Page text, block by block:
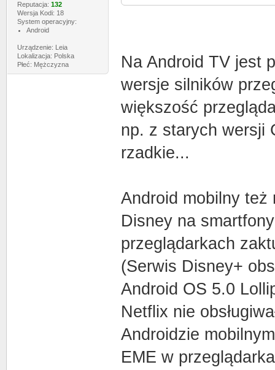
Reputacja: 132
Wersja Kodi: 18
System operacyjny:
Android
Urządzenie: Leia
Lokalizacja: Polska
Płeć: Mężczyzna
Na Android TV jest
wersje silników
większość
np. z starych wersji
rzadkie...
Android mobilny
Disney na
przeglądarkach
(Serwis Disney+
Android OS 5.0
Netflix nie
Androidzie
EME w